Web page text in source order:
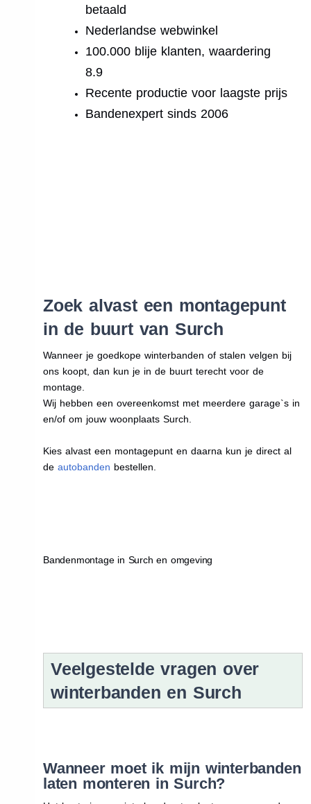
betaald
Nederlandse webwinkel
100.000 blije klanten, waardering
8.9
Recente productie voor laagste prijs
Bandenexpert sinds 2006
Zoek alvast een montagepunt
in de buurt van Surch
Wanneer je goedkope winterbanden of stalen velgen bij
ons koopt, dan kun je in de buurt terecht voor de
montage.
Wij hebben een overeenkomst met meerdere garage`s in
en/of om jouw woonplaats Surch.
Kies alvast een montagepunt en daarna kun je direct al
de autobanden bestellen.
Bandenmontage in Surch en omgeving
Veelgestelde vragen over
winterbanden en Surch
Wanneer moet ik mijn winterbanden
laten monteren in Surch?